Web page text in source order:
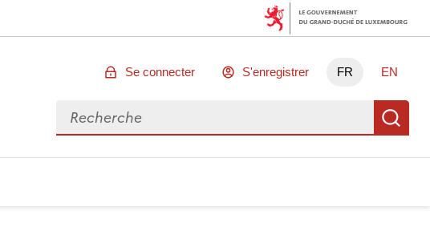
Se connecter S'enregistrer FR EN
Rechercher des données